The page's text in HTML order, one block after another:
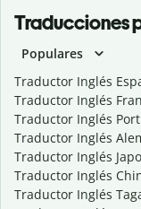
Traducciones
Populares
Traductor Inglés
Traductor Inglés
Traductor Inglés
Traductor Inglés
Traductor Inglés
Traductor Inglés
Traductor Inglés